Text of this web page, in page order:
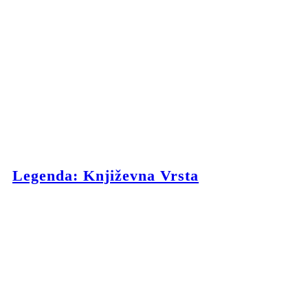
Legenda: Književna Vrsta